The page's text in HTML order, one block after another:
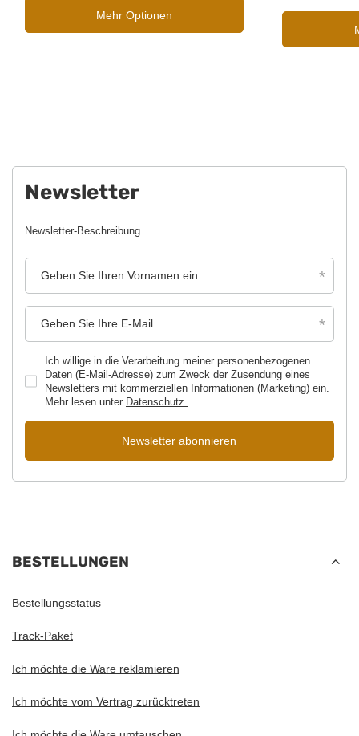
Mehr Optionen
Newsletter
Newsletter-Beschreibung
Geben Sie Ihren Vornamen ein
Geben Sie Ihre E-Mail
Ich willige in die Verarbeitung meiner personenbezogenen
Daten (E-Mail-Adresse) zum Zweck der Zusendung eines
Newsletters mit kommerziellen Informationen (Marketing) ein.
Mehr lesen unter Datenschutz.
Newsletter abonnieren
BESTELLUNGEN
Bestellungsstatus
Track-Paket
Ich möchte die Ware reklamieren
Ich möchte vom Vertrag zurücktreten